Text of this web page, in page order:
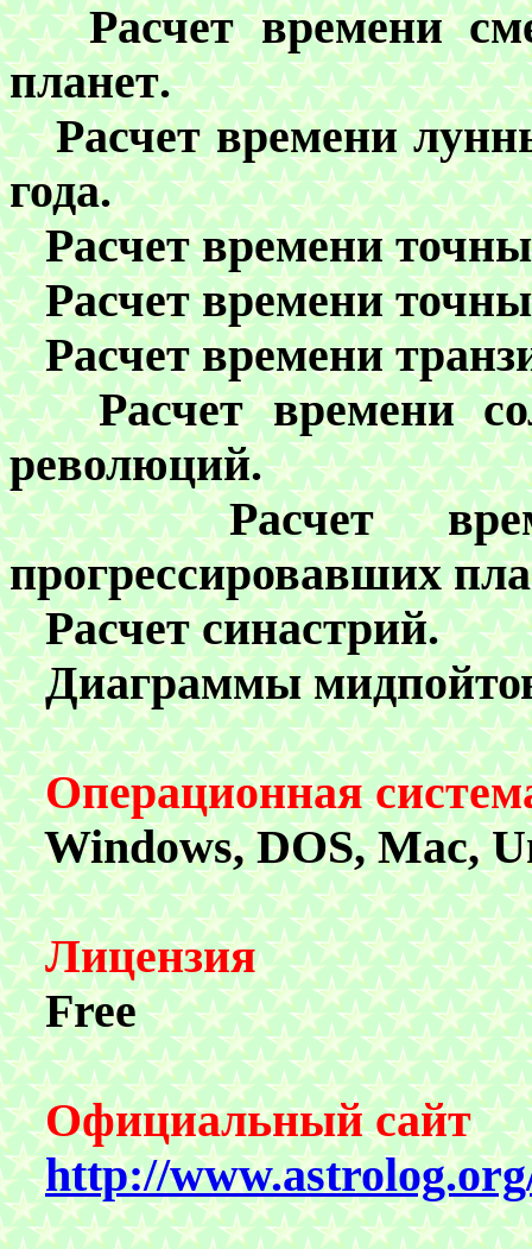
Расчет времени
планет.
Расчет времени
года.
Расчет времени
Расчет времени
Расчет времени
Расчет времени
революций.
Расчет
прогрессировавших
Расчет синастрий.
Диаграммы мидпойтов
Операционная
Windows,DOS, Mac,
Лицензия
Free
Официальный сайт
http://